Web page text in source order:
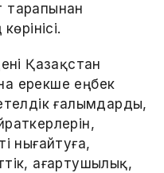
тарапынан
Қазақстан
ерекше еңбек
ғалымдарды,
нығайтуға,
ағартушылық,